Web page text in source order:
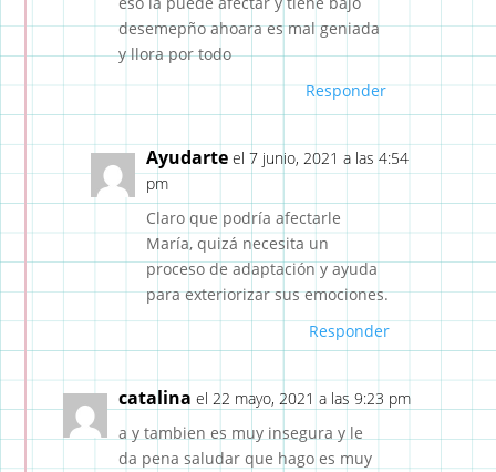
desemepño ahoara es mal geniada
y llora por todo
Responder
Ayudarte el 7 junio, 2021 a las 4:54
pm
Claro que podría afectarle
María, quizá necesita un
proceso de adaptación y ayuda
para exteriorizar sus emociones.
Responder
catalina el 22 mayo, 2021 a las 9:23 pm
a y tambien es muy insegura y le
da pena saludar que hago es muy